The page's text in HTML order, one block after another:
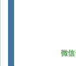
微